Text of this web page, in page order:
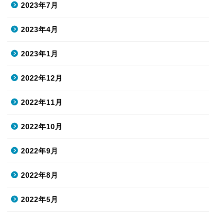
2023年7月
2023年4月
2023年1月
2022年12月
2022年11月
2022年10月
2022年9月
2022年8月
2022年5月